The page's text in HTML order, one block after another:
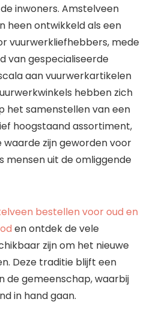
inwoners. Amstelveen
heen ontwikkeld als een
vuurwerkliefhebbers, mede
van gespecialiseerde
aan vuurwerkartikelen
hebben zich
het samenstellen van een
hoogstaand assortiment,
zijn geworden voor
mensen uit de omliggende
bestellen voor oud en
en ontdek de vele
zijn om het nieuwe
Deze traditie blijft een
de gemeenschap, waarbij
in hand gaan.